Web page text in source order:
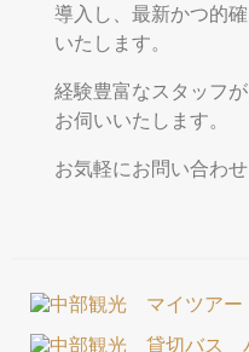
導入し、最新かつ的
いたします。
経験豊富なスタッフ
お伺いいたします。
お気軽にお問い合わせ